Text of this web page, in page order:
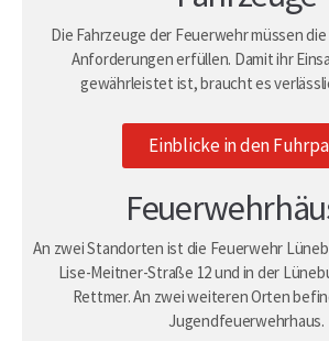
Die Fahrzeuge der Feuerwehr müssen
Anforderungen erfüllen. Damit ihr
gewährleistet ist, braucht es
Einblicke in den
An zwei Standorten ist die Feuerwehr
Lise-Meitner-Straße 12 und in der
Rettmer. An zwei weiteren Orten
Jugendfeuerwehrhaus.